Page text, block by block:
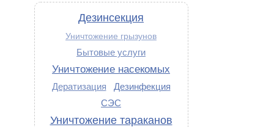
Дезинсекция
Уничтожение грызунов
Бытовые услуги
Уничтожение насекомых
Дератизация
Дезинфекция
СЭС
Уничтожение тараканов